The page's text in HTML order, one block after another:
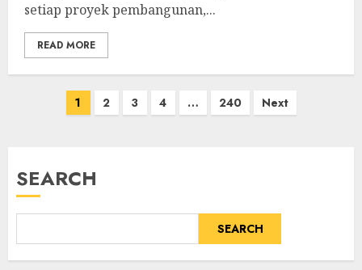
setiap proyek pembangunan,...
READ MORE
1 2 3 4 … 240 Next
SEARCH
SEARCH